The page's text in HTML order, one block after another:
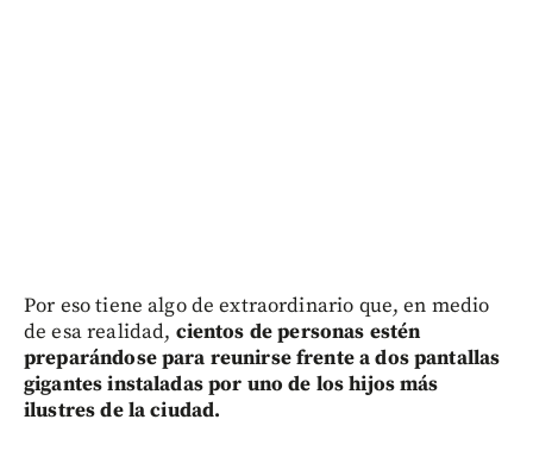
Por eso tiene algo de extraordinario que, en medio
de esa realidad, cientos de personas estén
preparándose para reunirse frente a dos pantallas
gigantes instaladas por uno de los hijos más
ilustres de la ciudad.